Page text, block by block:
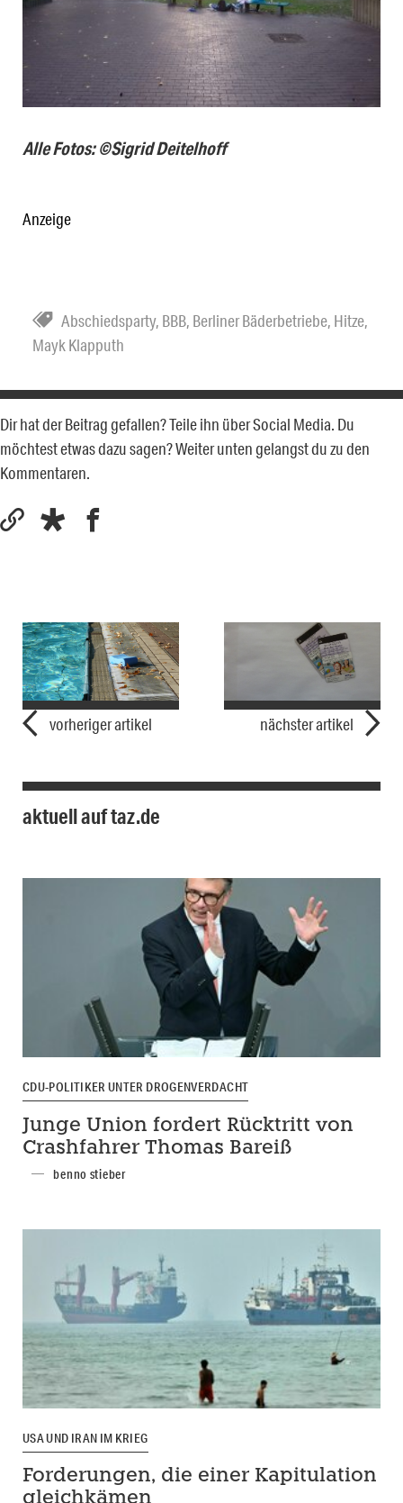
Alle Fotos: ©Sigrid Deitelhoff
Anzeige
Abschiedsparty, BBB, Berliner Bäderbetriebe, Hitze,
Mayk Klapputh
Dir hat der Beitrag gefallen? Teile ihn über Social Media. Du
möchtest etwas dazu sagen? Weiter unten gelangst du zu den
Kommentaren.
vorheriger artikel nächster artikel
aktuell auf taz.de
CDU-POLITIKER UNTER DROGENVERDACHT
Junge Union fordert Rücktritt von
Crashfahrer Thomas Bareiß
benno stieber
USA UND IRAN IM KRIEG
Forderungen, die einer Kapitulation
gleichkämen